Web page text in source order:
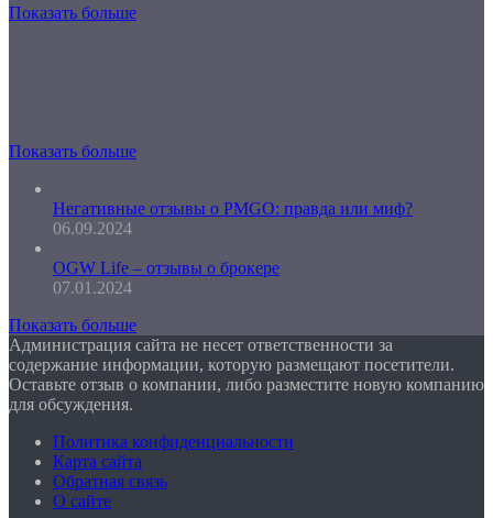
Показать больше
Показать больше
Негативные отзывы о PMGO: правда или миф?
06.09.2024
OGW Life – отзывы о брокере
07.01.2024
Показать больше
Администрация сайта не несет ответственности за
содержание информации, которую размещают посетители.
Оставьте отзыв о компании, либо разместите новую компанию
для обсуждения.
Политика конфиденциальности
Карта сайта
Обратная связь
О сайте